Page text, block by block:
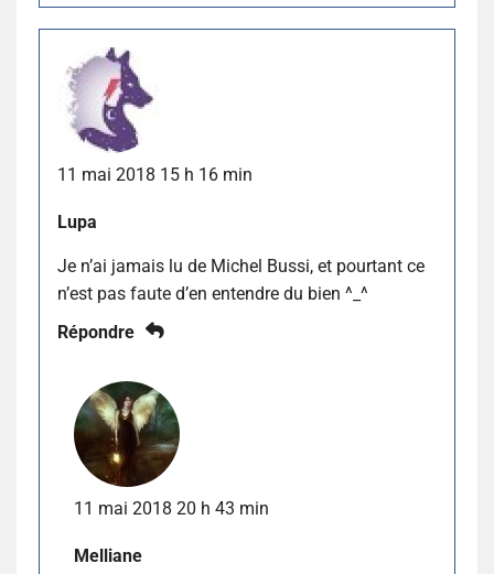
11 mai 2018 15 h 16 min
Lupa
Je n’ai jamais lu de Michel Bussi, et pourtant ce
n’est pas faute d’en entendre du bien ^_^
Répondre
11 mai 2018 20 h 43 min
Melliane